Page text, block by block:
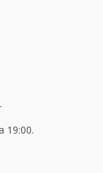
19:00.